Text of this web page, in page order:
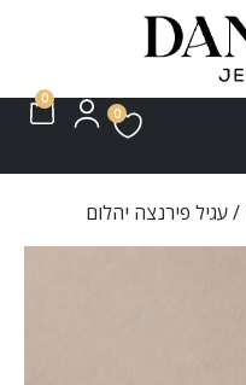
0
0
/ עגיל פירנצה יהלום